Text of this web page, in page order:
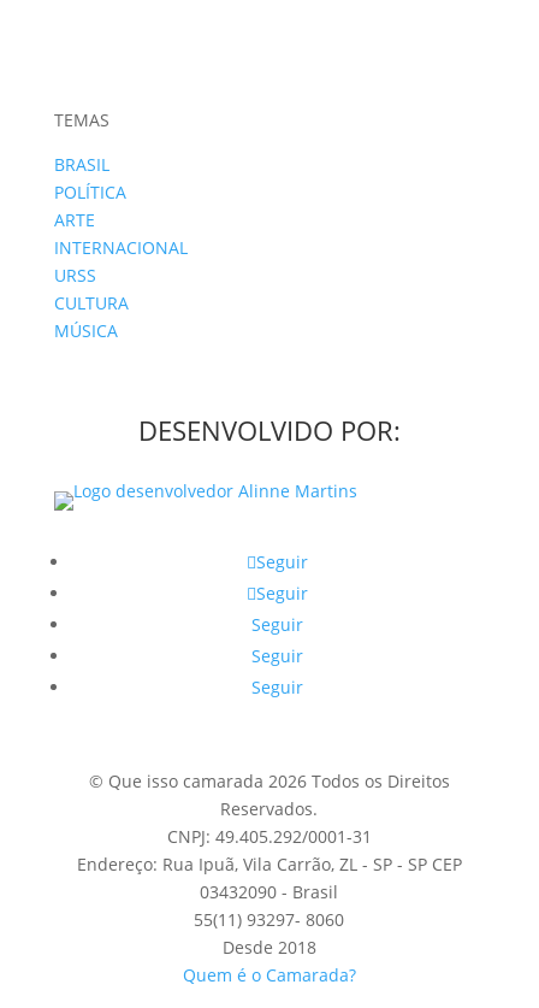
TEMAS
BRASIL
POLÍTICA
ARTE
INTERNACIONAL
URSS
CULTURA
MÚSICA
DESENVOLVIDO POR:
Seguir
Seguir
Seguir
Seguir
Seguir
© Que isso camarada 2026 Todos os Direitos
Reservados.
CNPJ: 49.405.292/0001-31
Endereço: Rua Ipuã, Vila Carrão, ZL - SP - SP CEP
03432090 - Brasil
55(11) 93297- 8060
Desde 2018
Quem é o Camarada?